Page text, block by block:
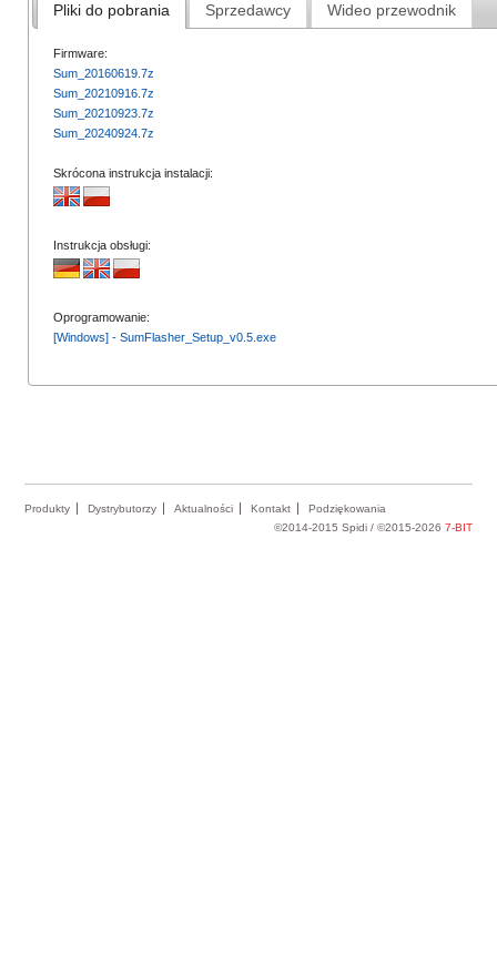
Pliki do pobrania Sprzedawcy Wideo przewodnik
Firmware:
Sum_20160619.7z
Sum_20210916.7z
Sum_20210923.7z
Sum_20240924.7z
Skrócona instrukcja instalacji:
Instrukcja obsługi:
Oprogramowanie:
[Windows] - SumFlasher_Setup_v0.5.exe
Produkty Dystrybutorzy Aktualności Kontakt
Podziękowania
©2014-2015 Spidi / ©2015-2026 7-BIT